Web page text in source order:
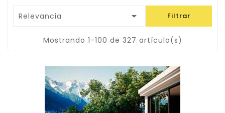
Relevancia  Filtrar
Mostrando 1-100 de 327 artículo(s)